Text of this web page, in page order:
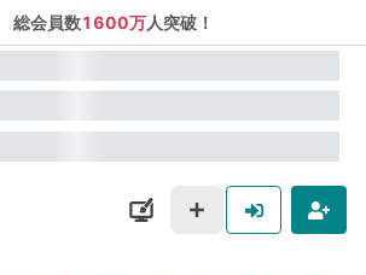
総会員数1600万人突破！